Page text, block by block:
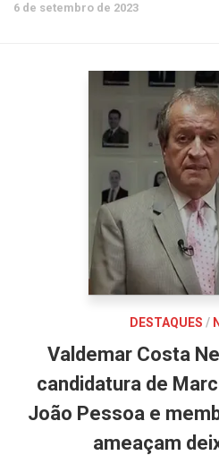
6 de setembro de 2023
DESTAQUES /
Valdemar Costa
candidatura de
João Pessoa e
ameaçam